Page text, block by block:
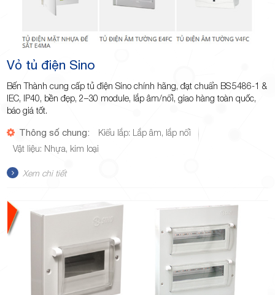
Vỏ tủ điện Sino
Bến Thành cung cấp tủ điện Sino chính hãng, đạt chuẩn BS 5486‑1 &
IEC, IP40, bền đẹp, 2–30 module, lắp âm/nổi, giao hàng toàn quốc,
báo giá tốt.
Thông số chung:
Kiểu lắp: Lắp âm, lắp nổi
Vật liệu: Nhựa, kim loại
Xem chi tiết